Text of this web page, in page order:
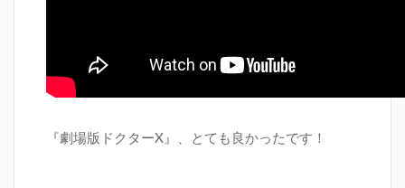
『劇場版ドクターX 』、とても良かったです！